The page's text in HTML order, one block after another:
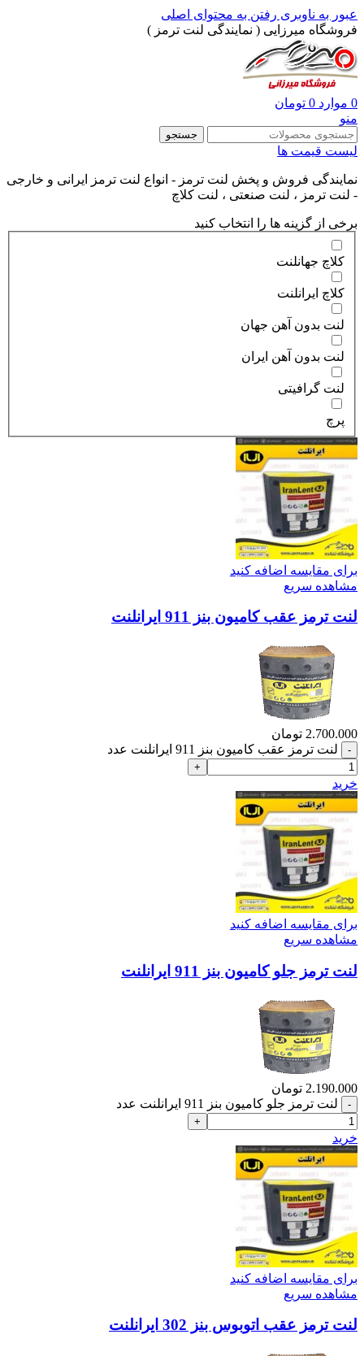
عبور به ناوبری رفتن به محتوای اصلی
فروشگاه میرزایی ( نمایندگی لنت ترمز )
0 موارد 0 تومان
منو
جستجو
لیست قیمت ها
نمایندگی فروش و پخش لنت ترمز - انواع لنت ترمز ایرانی و خارجی
- لنت ترمز ، لنت صنعتی ، لنت کلاچ
برخی از گزینه ها را انتخاب کنید
کلاچ جهانلنت
کلاچ ایرانلنت
لنت بدون آهن جهان
لنت بدون آهن ایران
لنت گرافیتی
پرچ
برای مقایسه اضافه کنید
مشاهده سریع
لنت ترمز عقب کامیون بنز 911 ایرانلنت
2.700.000 تومان
لنت ترمز عقب کامیون بنز 911 ایرانلنت عدد
خرید
برای مقایسه اضافه کنید
مشاهده سریع
لنت ترمز جلو کامیون بنز 911 ایرانلنت
2.190.000 تومان
لنت ترمز جلو کامیون بنز 911 ایرانلنت عدد
خرید
برای مقایسه اضافه کنید
مشاهده سریع
لنت ترمز عقب اتوبوس بنز 302 ایرانلنت